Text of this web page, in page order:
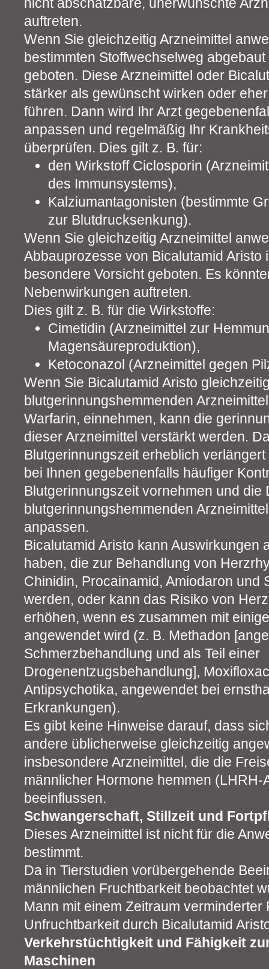
auftreten.
Wenn Sie gleichzeitig Arzneimittel
bestimmten Stoffwechselweg
geboten. Diese Arzneimittel oder
stärker als gewünscht wirken oder
führen. Dann wird Ihr Arzt
anpassen und regelmäßig Ihr
überprüfen. Dies gilt z. B. für:
den Wirkstoff Ciclosporin
des Immunsystems),
Kalziumantagonisten (bestimmte
zur Blutdrucksenkung).
Wenn Sie gleichzeitig Arzneimittel
Abbauprozesse von Bicalutamid Aristo
besondere Vorsicht geboten. Es
Nebenwirkungen auftreten.
Dies gilt z. B. für die Wirkstoffe:
Cimetidin (Arzneimittel zur
Magensäureproduktion),
Ketoconazol (Arzneimittel gegen
Wenn Sie Bicalutamid Aristo
blutgerinnungshemmenden
Warfarin, einnehmen, kann die
dieser Arzneimittel verstärkt werden.
Blutgerinnungszeit erheblich
bei Ihnen gegebenenfalls häufiger
Blutgerinnungszeit vornehmen und die
blutgerinnungshemmenden
anpassen.
Bicalutamid Aristo kann Auswirkungen
haben, die zur Behandlung von
Chinidin, Procainamid, Amiodaron und
werden, oder kann das Risiko von
erhöhen, wenn es zusammen mit
angewendet wird (z. B. Methadon
Schmerzbehandlung und als Teil einer
Drogenentzugsbehandlung],
Antipsychotika, angewendet bei
Erkrankungen).
Es gibt keine Hinweise darauf, dass
andere üblicherweise gleichzeitig
insbesondere Arzneimittel, die die
männlicher Hormone hemmen (LHRH-
beeinflussen.
Schwangerschaft, Stillzeit und
Dieses Arzneimittel ist nicht für die
bestimmt.
Da in Tierstudien vorübergehende
männlichen Fruchtbarkeit beobachtet
Mann mit einem Zeitraum verminderter
Unfruchtbarkeit durch Bicalutamid
Verkehrstüchtigkeit und Fähigkeit
Maschinen